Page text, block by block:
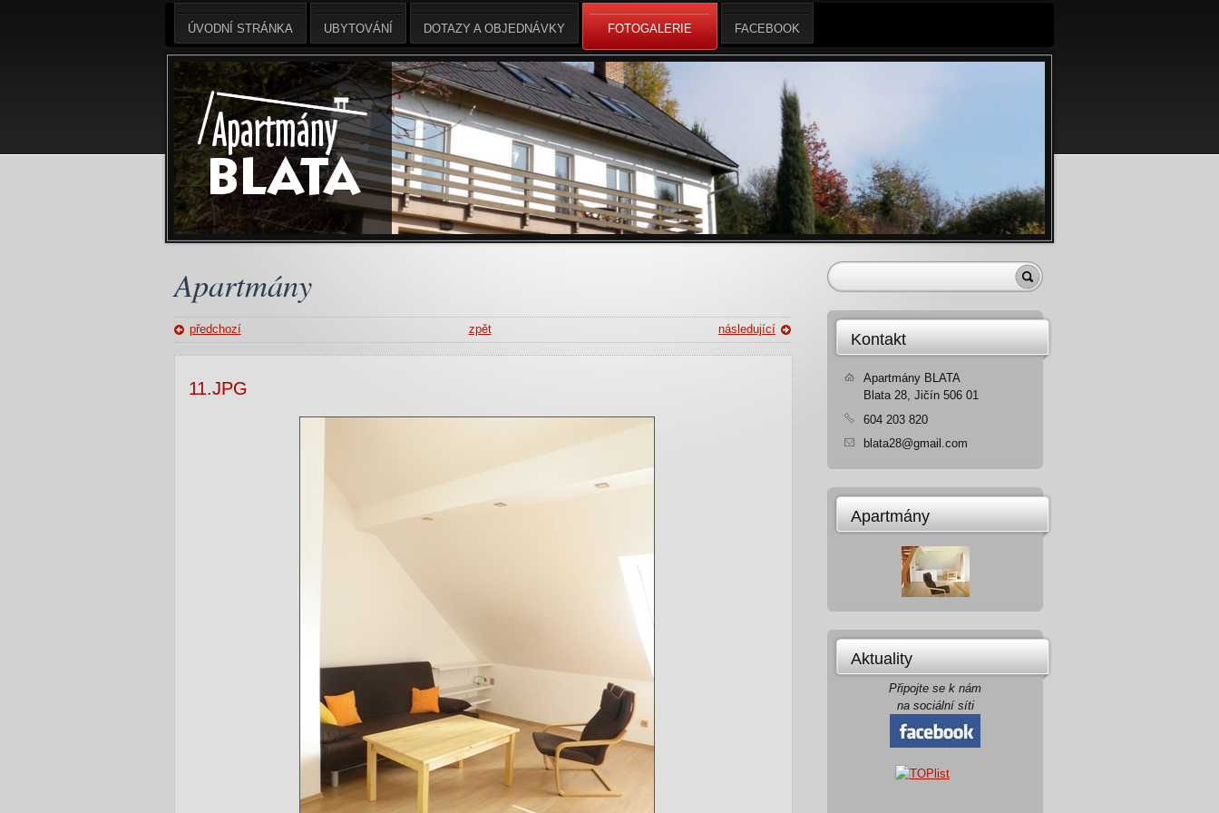
Apartmány
předchozí následující
zpět
11.JPG
Kontakt
Apartmány BLATA
Blata 28, Jičín 506 01
604 203 820
blata28@gmail.com
Apartmány
Aktuality
Připojte se k nám
na sociální síti
ÚVODNÍ STRÁNKA UBYTOVÁNÍ DOTAZY A OBJEDNÁVKY FOTOGALERIE FACEBOOK